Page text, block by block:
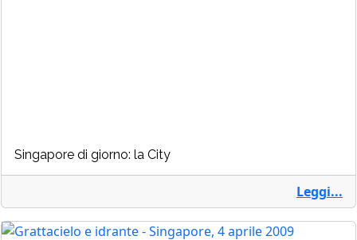
Singapore di giorno: la City
Leggi...